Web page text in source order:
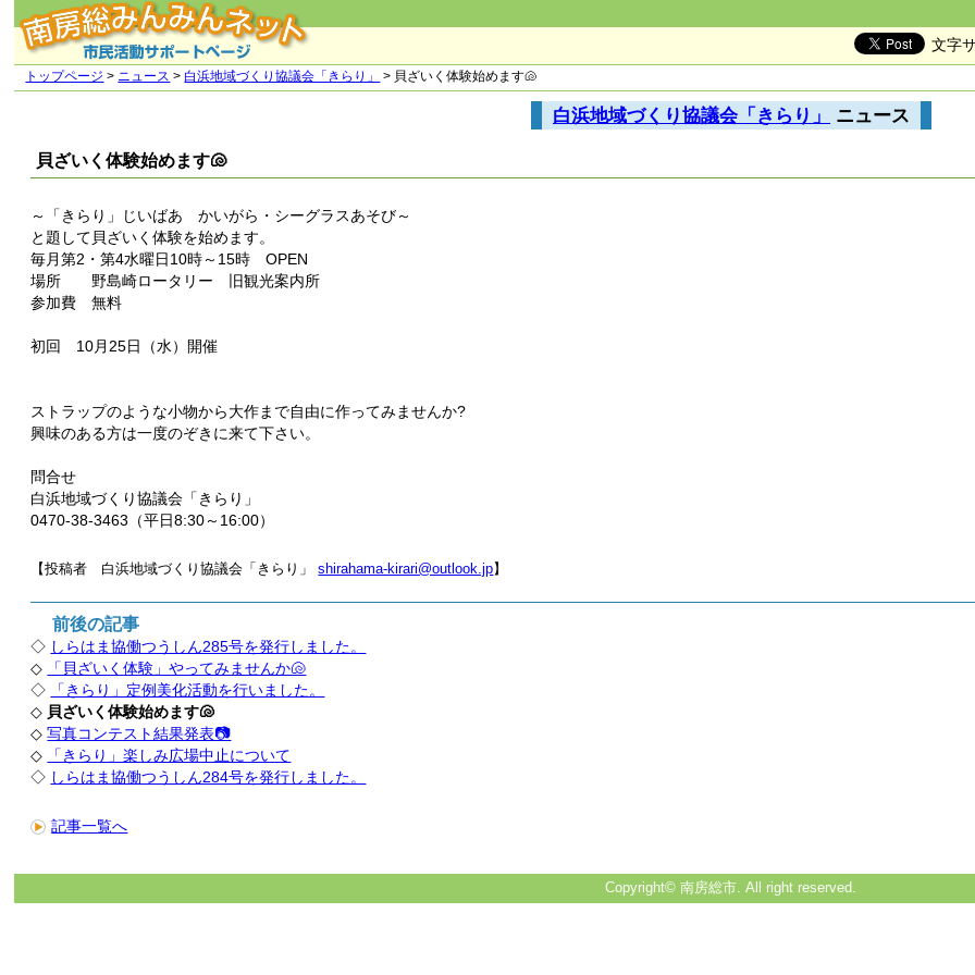
文字
トップページ > ニュース >白浜地域づくり協議会「きらり」 > 貝ざいく体験始めます🐚
白浜地域づくり協議会「きらり」 ニュース
貝ざいく体験始めます🐚
～「きらり」じいばあ かいがら・シーグラスあそび～
と題して貝ざいく体験を始めます。
毎月第2・第4水曜日10時～15時 OPEN
場所 野島崎ロータリー 旧観光案内所
参加費 無料
初回 10月25日（水）開催
ストラップのような小物から大作まで自由に作ってみませんか?
興味のある方は一度のぞきに来て下さい。
問合せ
白浜地域づくり協議会「きらり」
0470-38-3463（平日8:30～16:00）
【投稿者 白浜地域づくり協議会「きらり」shirahama-kirari@outlook.jp】
前後の記事
◇ しらはま協働つうしん285号を発行しました。
◇
「貝ざいく体験」やってみませんか🐚
◇
「きらり」定例美化活動を行いました。
◇ 貝ざいく体験始めます🐚
◇写真コンテスト結果発表📷
◇
「きらり」楽しみ広場中止について
◇ しらはま協働つうしん284号を発行しました。
記事一覧へ
Copyright© 南房総市. All right reserved.